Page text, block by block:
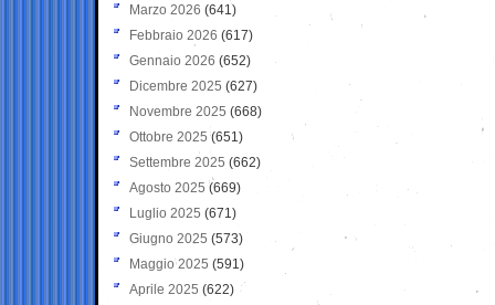
Marzo 2026 (641)
Febbraio 2026 (617)
Gennaio 2026 (652)
Dicembre 2025 (627)
Novembre 2025 (668)
Ottobre 2025 (651)
Settembre 2025 (662)
Agosto 2025 (669)
Luglio 2025 (671)
Giugno 2025 (573)
Maggio 2025 (591)
Aprile 2025 (622)